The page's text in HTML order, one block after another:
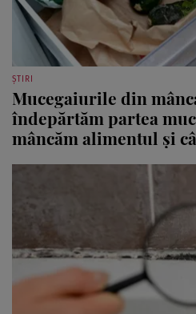
Mucegaiurile din
îndepărtăm partea
mâncăm alimentul și